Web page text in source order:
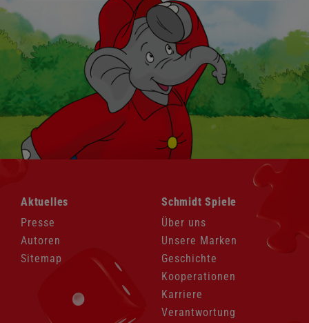
überspringen
Aktuelles
Presse
Autoren
Sitemap
Navigation
überspringen
Schmidt Spiele
Über uns
Unsere Marken
Geschichte
Kooperationen
Karriere
Verantwortung